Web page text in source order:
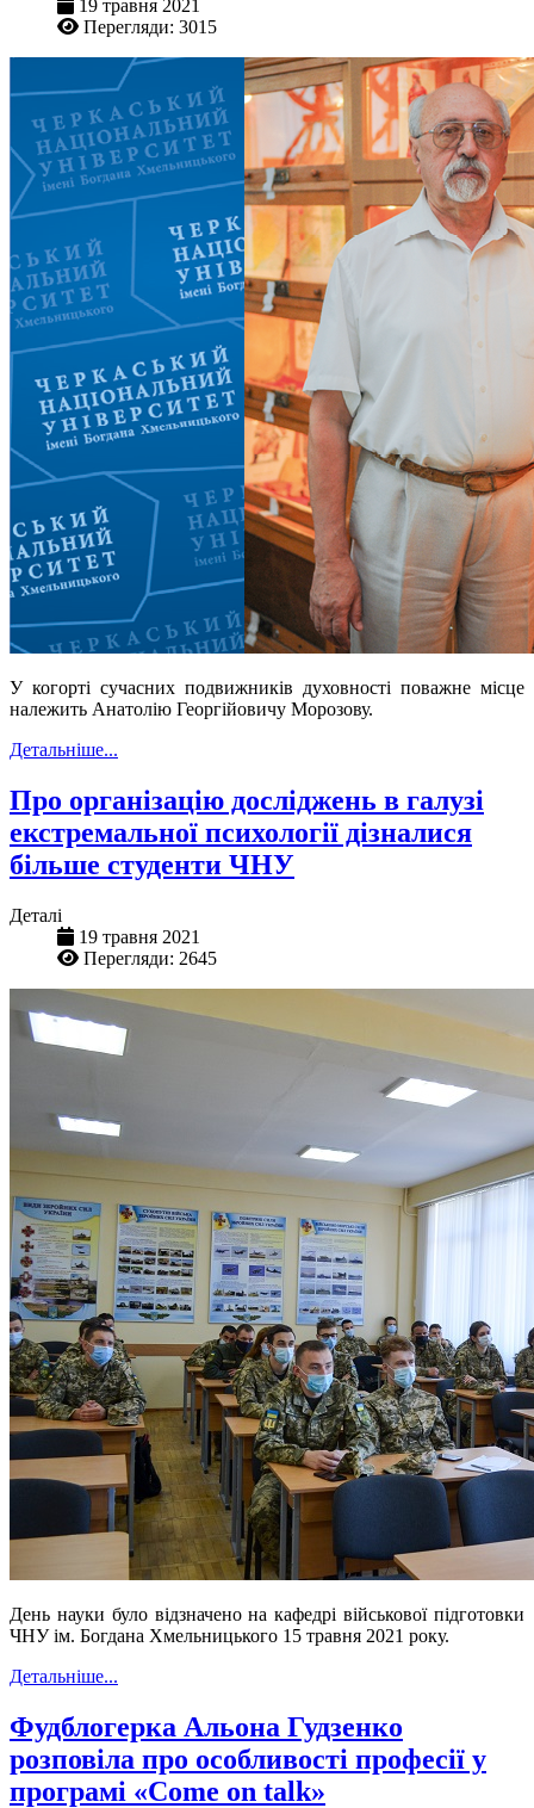
19 травня 2021
Перегляди: 3015
У когорті сучасних подвижників духовності поважне місце
належить Анатолію Георгійовичу Морозову.
Детальніше...
Про організацію досліджень в галузі
екстремальної психології дізналися
більше студенти ЧНУ
Деталі
19 травня 2021
Перегляди: 2645
День науки було відзначенона кафедрі військової підготовки
ЧНУ ім. Богдана Хмельницького 15 травня 2021 року.
Детальніше...
Фудблогерка Альона Гудзенко
розповіла про особливості професії у
програмі «Come on talk»